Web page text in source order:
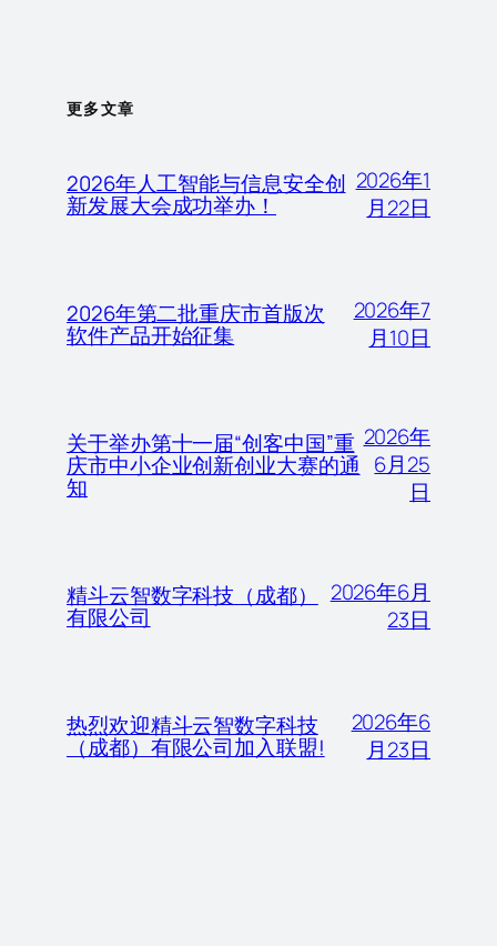
更多文章
2026年人工智能与信息安全创
新发展大会成功举办！
2026年1
月22日
2026年第二批重庆市首版次
软件产品开始征集
2026年7
月10日
关于举办第十一届“创客中国”重
庆市中小企业创新创业大赛的通
知
2026年
6月25
日
精斗云智数字科技（成都）
有限公司
2026年6月
23日
热烈欢迎精斗云智数字科技
（成都）有限公司加入联盟!
2026年6
月23日